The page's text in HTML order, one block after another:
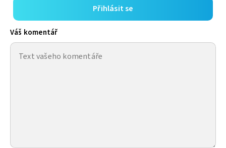
Přihlásit se
Váš komentář